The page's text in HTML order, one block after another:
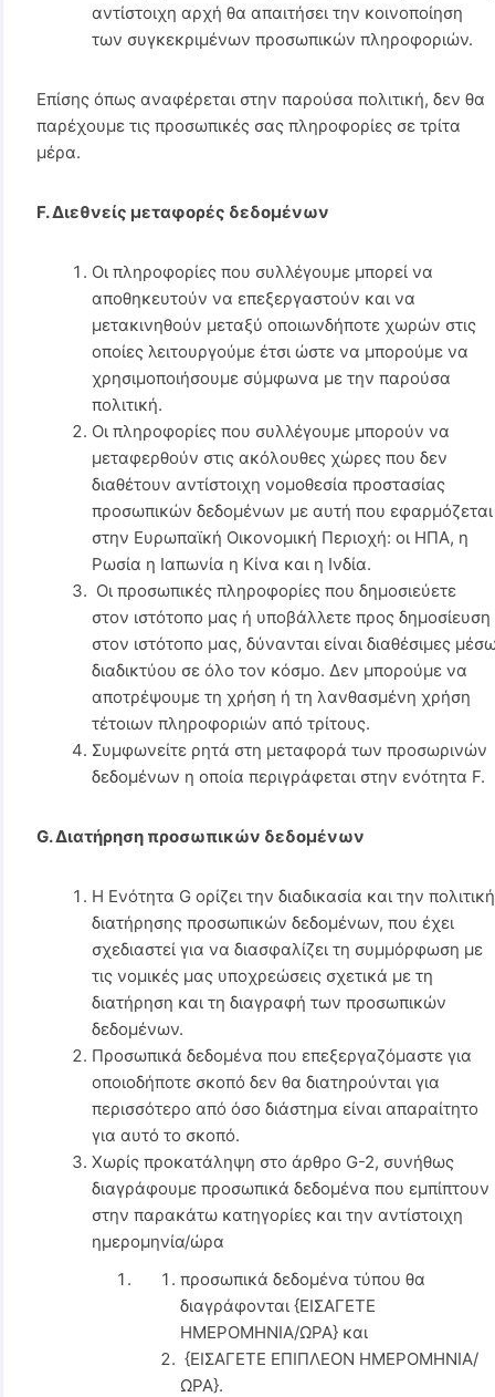
αντίστοιχη αρχή θα απαιτήσει την κοινοποίηση
των συγκεκριμένων προσωπικών πληροφοριών.
Επίσης όπως αναφέρεται στην παρούσα πολιτική, δεν θα
παρέχουμε τις προσωπικές σας πληροφορίες σε τρίτα
μέρα.
F. Διεθνείς μεταφορές δεδομένων
Οι πληροφορίες που συλλέγουμε μπορεί να
αποθηκευτούν να επεξεργαστούν και να
μετακινηθούν μεταξύ οποιωνδήποτε χωρών στις
οποίες λειτουργούμε έτσι ώστε να μπορούμε να
χρησιμοποιήσουμε σύμφωνα με την παρούσα
πολιτική.
Οι πληροφορίες που συλλέγουμε μπορούν να
μεταφερθούν στις ακόλουθες χώρες που δεν
διαθέτουν αντίστοιχη νομοθεσία προστασίας
προσωπικών δεδομένων με αυτή που εφαρμόζεται
στην Ευρωπαϊκή Οικονομική Περιοχή: οι ΗΠΑ, η
Ρωσία η Ιαπωνία η Κίνα και η Ινδία.
Οι προσωπικές πληροφορίες που δημοσιεύετε
στον ιστότοπο μας ή υποβάλλετε προς δημοσίευση
στον ιστότοπο μας, δύνανται είναι διαθέσιμες
διαδικτύου σε όλο τον κόσμο. Δεν μπορούμε να
αποτρέψουμε τη χρήση ή τη λανθασμένη χρήση
τέτοιων πληροφοριών από τρίτους.
Συμφωνείτε ρητά στη μεταφορά των προσωρινών
δεδομένων η οποία περιγράφεται στην ενότητα F.
G. Διατήρηση προσωπικών δεδομένων
Η Ενότητα G ορίζει την διαδικασία και την πολιτική
διατήρησης προσωπικών δεδομένων, που έχει
σχεδιαστεί για να διασφαλίζει τη συμμόρφωση με
τις νομικές μας υποχρεώσεις σχετικά με τη
διατήρηση και τη διαγραφή των προσωπικών
δεδομένων.
Προσωπικά δεδομένα που επεξεργαζόμαστε για
οποιοδήποτε σκοπό δεν θα διατηρούνται για
περισσότερο από όσο διάστημα είναι απαραίτητο
για αυτό το σκοπό.
Χωρίς προκατάληψη στο άρθρο G-2, συνήθως
διαγράφουμε προσωπικά δεδομένα που εμπίπτουν
στην παρακάτω κατηγορίες και την αντίστοιχη
ημερομηνία/ώρα
προσωπικά δεδομένα τύπου θα
διαγράφονται {ΕΙΣΑΓΕΤΕ
ΗΜΕΡΟΜΗΝΙΑ/ΩΡΑ} και
{ΕΙΣΑΓΕΤΕ ΕΠΙΠΛΕΟΝ ΗΜΕΡΟΜΗΝΙΑ/
ΩΡΑ}.